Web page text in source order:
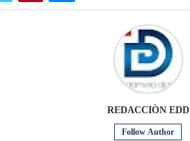
REDACCIÒN EDD
Follow Author